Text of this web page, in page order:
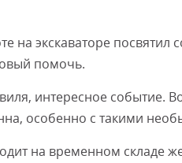
экскаваторе посвятил
помочь.
интересное событие.
особенно с такими
на временном складе